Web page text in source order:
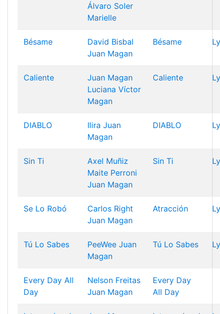
Álvaro Soler
Marielle
Bésame
David Bisbal
Juan Magan
Bésame
Caliente
Juan Magan
Luciana Víctor
Magan
Caliente
DIABLO Ilira Juan
Magan
DIABLO
Sin Ti
Axel Muñiz
Maite Perroni
Juan Magan
Sin Ti
Se Lo Robó
Carlos Right
Juan Magan
Atracción
Tú Lo Sabes PeeWee Juan
Magan
Tú Lo Sabes
Every Day All
Day
Nelson Freitas
Juan Magan
Every Day
All Day